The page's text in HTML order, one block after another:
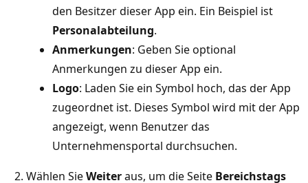
den Besitzer dieser App ein. Ein Beispiel ist
Personalabteilung.
Anmerkungen: Geben Sie optional
Anmerkungen zu dieser App ein.
Logo: Laden Sie ein Symbol hoch, das der App
zugeordnet ist. Dieses Symbol wird mit der App
angezeigt, wenn Benutzer das
Unternehmensportal durchsuchen.
Wählen SieWeiteraus, um die Seite Bereichstags